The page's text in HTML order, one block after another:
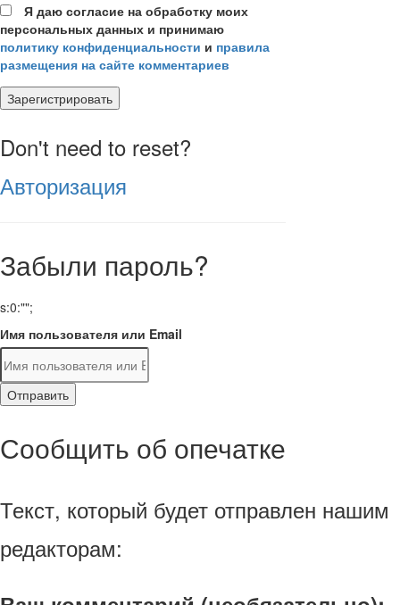
Я даю согласие на обработку моих
персональных данных и принимаю
политику конфиденциальности и правила
размещения на сайте комментариев
Зарегистрировать
Don't need to reset?
Авторизация
Забыли пароль?
s:0:"";
Имя пользователя или Email
Отправить
Сообщить об опечатке
Текст, который будет отправлен нашим
редакторам: